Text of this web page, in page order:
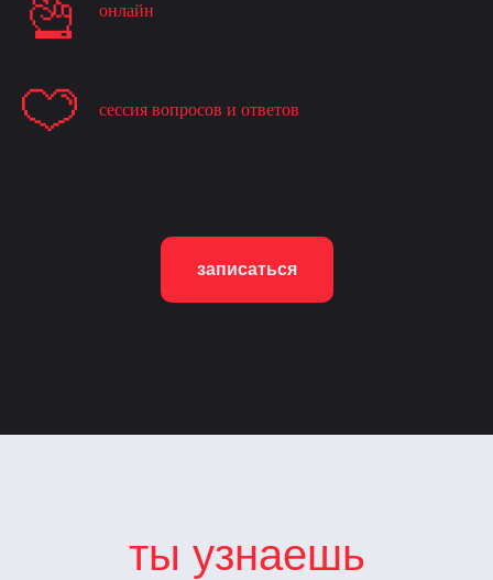
онлайн
сессия вопросов и ответов
записаться
ты узнаешь